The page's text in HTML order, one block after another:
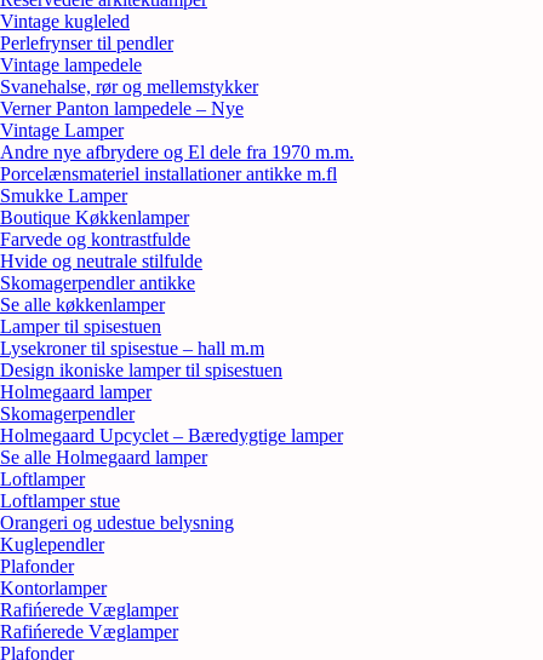
Vintage kugleled
Perlefrynser til pendler
Vintage lampedele
Svanehalse, rør og mellemstykker
Verner Panton lampedele – Nye
Vintage Lamper
Andre nye afbrydere og El dele fra 1970 m.m.
Porcelænsmateriel installationer antikke m.fl
Smukke Lamper
Boutique Køkkenlamper
Farvede og kontrastfulde
Hvide og neutrale stilfulde
Skomagerpendler antikke
Se alle køkkenlamper
Lamper til spisestuen
Lysekroner til spisestue – hall m.m
Design ikoniske lamper til spisestuen
Holmegaard lamper
Skomagerpendler
Holmegaard Upcyclet – Bæredygtige lamper
Se alle Holmegaard lamper
Loftlamper
Loftlamper stue
Orangeri og udestue belysning
Kuglependler
Plafonder
Kontorlamper
Rafińerede Væglamper
Rafińerede Væglamper
Plafonder